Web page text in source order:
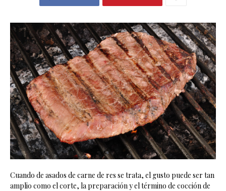
Cuando de asados de carne de res se trata, el gusto puede ser tan
amplio como el corte, la preparación y el término de cocción de